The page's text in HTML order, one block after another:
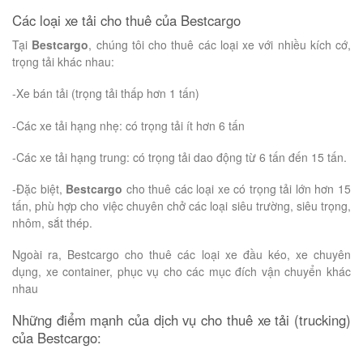
Các loại xe tải cho thuê của Bestcargo
Tại Bestcargo, chúng tôi cho thuê các loại xe với nhiều kích cớ,
trọng tải khác nhau:
-Xe bán tải (trọng tải thấp hơn 1 tấn)
-Các xe tải hạng nhẹ: có trọng tải ít hơn 6 tấn
-Các xe tải hạng trung: có trọng tải dao động từ 6 tấn đến 15 tấn.
-Đặc biệt, Bestcargo cho thuê các loại xe có trọng tải lớn hơn 15
tấn, phù hợp cho việc chuyên chở các loại siêu trường, siêu trọng,
nhôm, sắt thép.
Ngoài ra, Bestcargo cho thuê các loại xe đầu kéo, xe chuyên
dụng, xe container, phục vụ cho các mục đích vận chuyển khác
nhau
Những điểm mạnh của dịch vụ cho thuê xe tải (trucking)
của Bestcargo: